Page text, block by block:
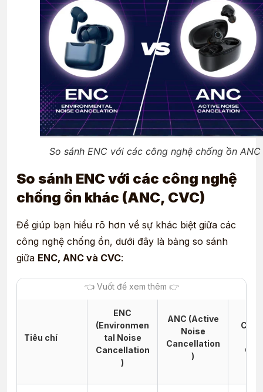
So sánh ENC với các công nghệ chống ồn ANC
So sánh ENC với các công nghệ
chống ồn khác (ANC, CVC)
Để giúp bạn hiểu rõ hơn về sự khác biệt giữa các
công nghệ chống ồn, dưới đây là bảng so sánh
giữa ENC, ANC và CVC:
Tiêu chí
ENC
(Environmen
tal Noise
Cancellation
)
ANC (Active
Noise
Cancellation
)
CVC